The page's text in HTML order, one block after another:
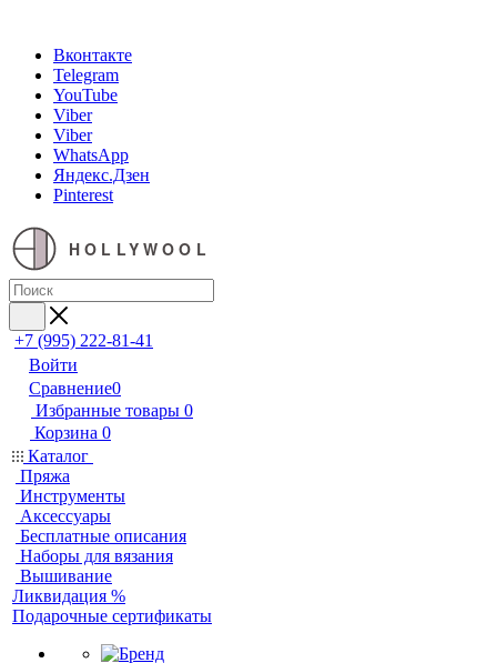
Вконтакте
Telegram
YouTube
Viber
Viber
WhatsApp
Яндекс.Дзен
Pinterest
HOLLYWOOL
+7 (995) 222-81-41
Войти
Сравнение0
Избранные товары 0
Корзина 0
Каталог
Пряжа
Инструменты
Аксессуары
Бесплатные описания
Наборы для вязания
Вышивание
Ликвидация %
Подарочные сертификаты